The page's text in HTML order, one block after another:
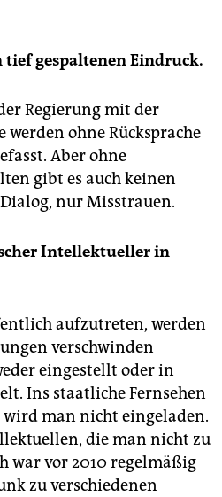
tief gespaltenen Eindruck.
Regierung mit der
werden ohne Rücksprache
Aber ohne
gibt es auch keinen
nur Misstrauen.
Intellektueller in
aufzutreten, werden
verschwinden
eingestellt oder in
Ins staatliche Fernsehen
man nicht eingeladen.
die man nicht zu
war vor 2010 regelmäßig
zu verschiedenen